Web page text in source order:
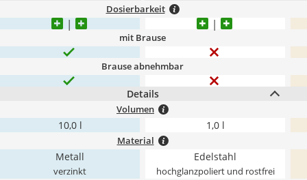
Dosierbarkeit
mit Brause
Brause abnehmbar
Details
Volumen
10,0 l 1,0 l
Material
Metall
verzinkt
Edelstahl
hochglanzpoliert und rostfrei